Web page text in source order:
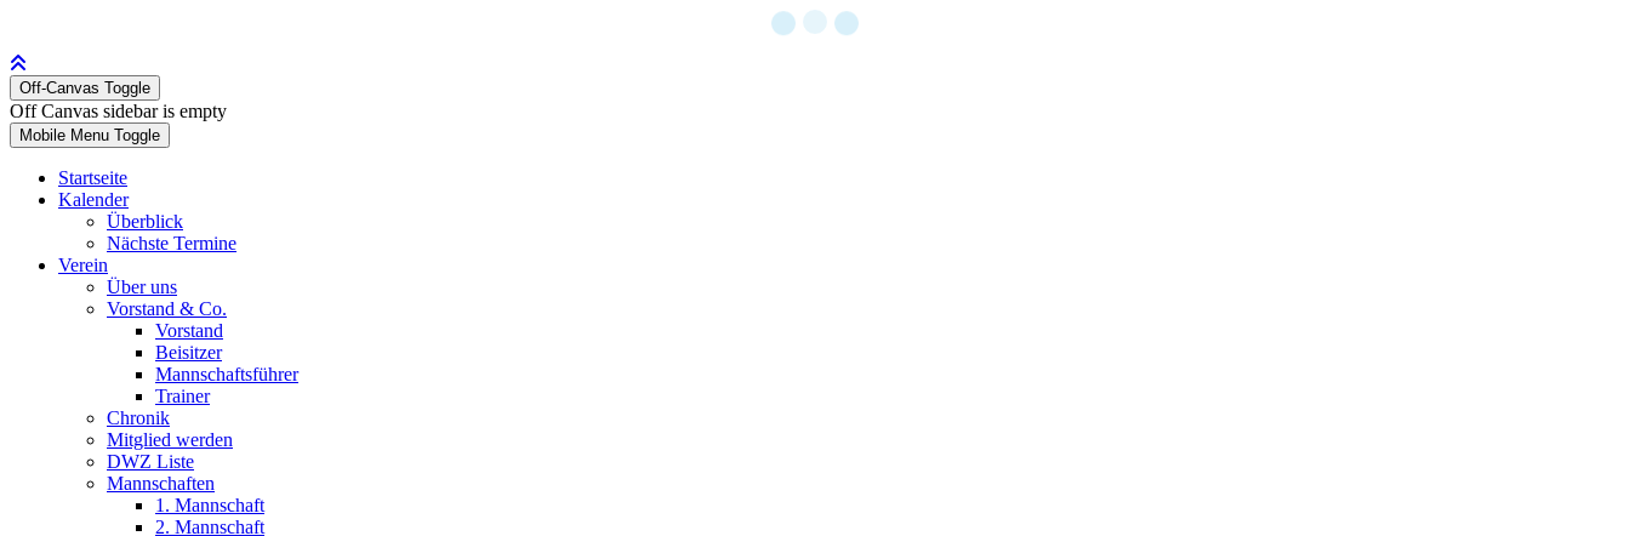
Off-Canvas Toggle
Off Canvas sidebar is empty
Mobile Menu Toggle
Startseite
Kalender
Überblick
Nächste Termine
Verein
Über uns
Vorstand & Co.
Vorstand
Beisitzer
Mannschaftsführer
Trainer
Chronik
Mitglied werden
DWZ Liste
Mannschaften
1. Mannschaft
2. Mannschaft